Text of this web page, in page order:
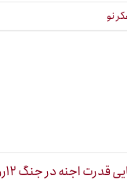
نو
اجنه در جنگ ۱۲روزه